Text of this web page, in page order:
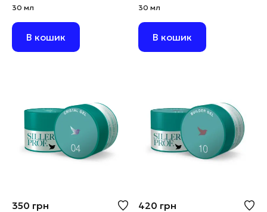
персиково-рожевий, 30 мл
30 мл
В кошик
ліловий, 30 мл
30 мл
В кошик
350 грн 420 грн